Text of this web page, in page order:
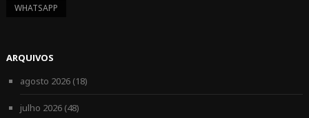
WHATSAPP
ARQUIVOS
agosto 2026(18)
julho 2026(48)